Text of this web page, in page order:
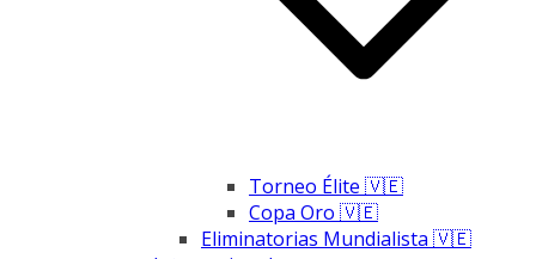
Torneo Élite 🇻🇪
Copa Oro 🇻🇪
Eliminatorias Mundialista 🇻🇪